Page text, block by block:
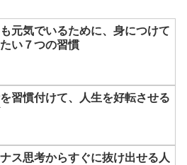
元気でいるために、身につけて
い７つの習慣
習慣付けて、人生を好転させる
ス思考からすぐに抜け出せる人